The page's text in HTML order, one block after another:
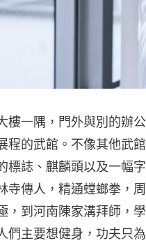
樓一隅，門外與別的辦
程的武館。不像其他武
標誌、麒麟頭以及一幅
寺傳人，精通螳螂拳，
，到河南陳家溝拜師，
們主要想健身，功夫只